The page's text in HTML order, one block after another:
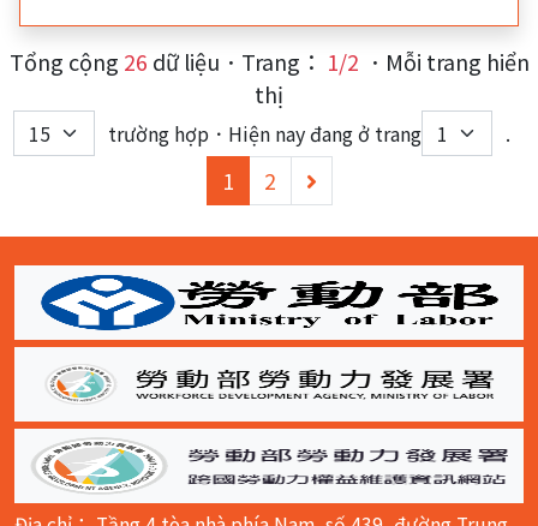
Tổng cộng 26 dữ liệu．Trang： 1/2 ．Mỗi trang hiển
thị
trường hợp．Hiện nay đang ở trang .
1 (current)
2
下
一
頁